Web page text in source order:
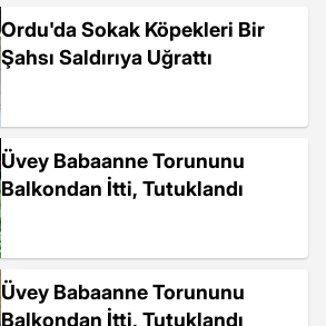
Ordu'da Sokak Köpekleri Bir
Şahsı Saldırıya Uğrattı
Üvey Babaanne Torununu
Balkondan İtti, Tutuklandı
Üvey Babaanne Torununu
Balkondan İtti, Tutuklandı